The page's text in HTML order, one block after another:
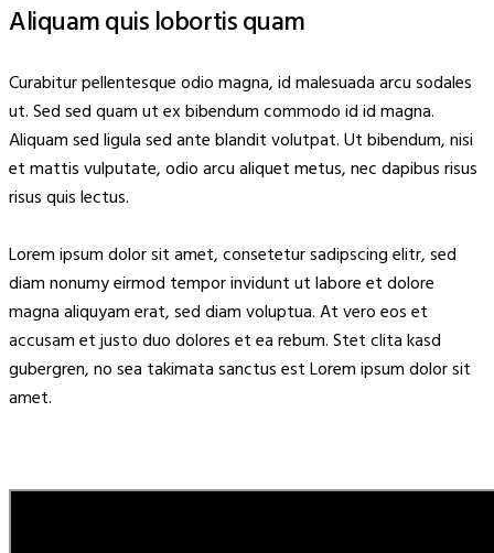
Aliquam quis lobortis quam
Curabitur pellentesque odio magna, id malesuada arcu sodales
ut. Sed sed quam ut ex bibendum commodo id id magna.
Aliquam sed ligula sed ante blandit volutpat. Ut bibendum, nisi
et mattis vulputate, odio arcu aliquet metus, nec dapibus risus
risus quis lectus.
Lorem ipsum dolor sit amet, consetetur sadipscing elitr, sed
diam nonumy eirmod tempor invidunt ut labore et dolore
magna aliquyam erat, sed diam voluptua. At vero eos et
accusam et justo duo dolores et ea rebum. Stet clita kasd
gubergren, no sea takimata sanctus est Lorem ipsum dolor sit
amet.